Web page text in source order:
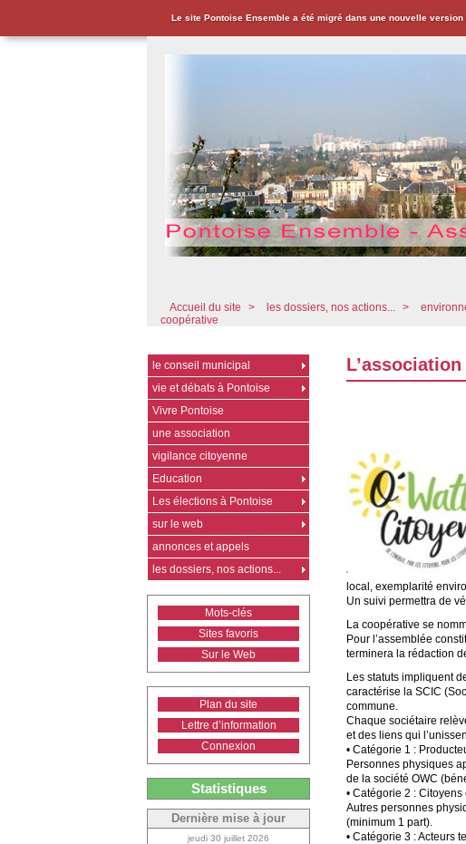
Le site Pontoise Ensemble a été migré dans une nouvelle
Accueil du site > les dossiers, nos actions... >
coopérative
local, exemplarité
Un suivi permettra de
La coopérative se
Pour l’assemblée
terminera la rédaction
Les statuts impliquent
caractérise la SCIC
commune.
Chaque sociétaire
et des liens qui
• Catégorie 1 :
Personnes physiques
de la société OWC
• Catégorie 2 :
Autres personnes
(minimum 1 part).
• Catégorie 3 : Acteurs
le conseil municipal
vie et débats à Pontoise
Vivre Pontoise
une association
vigilance citoyenne
Education
Les élections à Pontoise
sur le web
annonces et appels
les dossiers, nos actions...
Mots-clés
Sites favoris
Sur le Web
Plan du site
Lettre d’information
Connexion
Statistiques
Dernière mise à jour
jeudi 30 juillet 2026